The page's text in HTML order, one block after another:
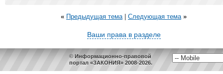
« Предыдущая тема| Следующая тема »
Ваши права в разделе
© Информационно-правовой
портал «ЗАКОНИЯ» 2008-2026.